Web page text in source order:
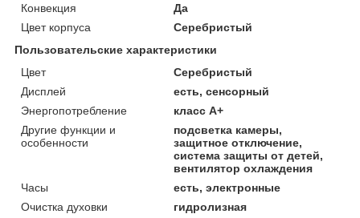
Конвекция
Да
Цвет корпуса
Серебристый
Пользовательские характеристики
Цвет
Серебристый
Дисплей
есть, сенсорный
Энергопотребление
класс A+
Другие функции и
особенности
подсветка камеры,
защитное отключение,
система защиты от детей,
вентилятор охлаждения
Часы
есть, электронные
Очистка духовки
гидролизная